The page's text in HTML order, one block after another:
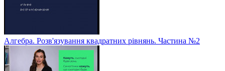
Алгебра. Розв'язування квадратних рівнянь. Частина №2